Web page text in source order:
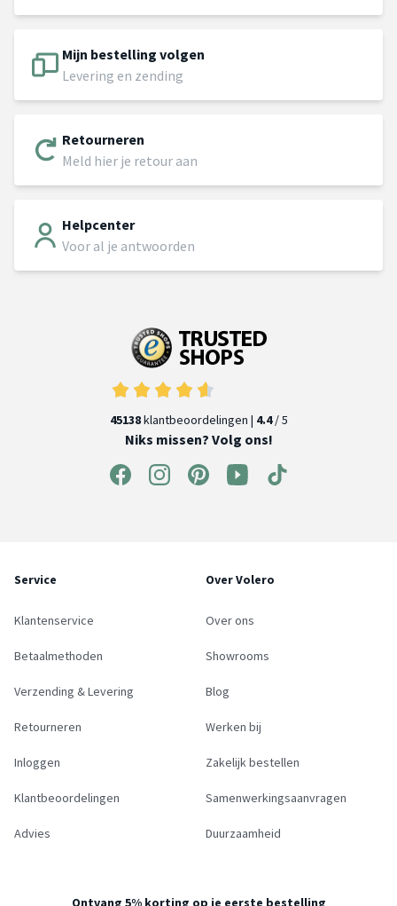
Mijn bestelling volgen
Levering en zending
Retourneren
Meld hier je retour aan
Helpcenter
Voor al je antwoorden
45138klantbeoordelingen | 4.4/ 5
Niks missen? Volg ons!
Service
Klantenservice
Betaalmethoden
Verzending & Levering
Retourneren
Inloggen
Klantbeoordelingen
Advies
Over Volero
Over ons
Showrooms
Blog
Werken bij
Zakelijk bestellen
Samenwerkingsaanvragen
Duurzaamheid
Ontvang 5% korting op je eerste bestelling